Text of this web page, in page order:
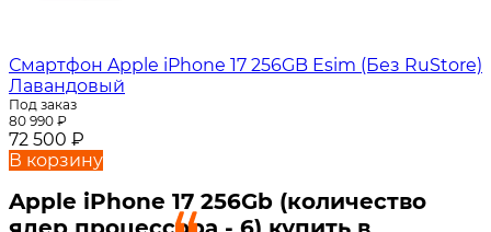
Смартфон Apple iPhone 17 256GB Esim (Без RuStore)
Лавандовый
Под заказ
80 990 ₽
72 500 ₽
В корзину
Apple iPhone 17 256Gb (количество